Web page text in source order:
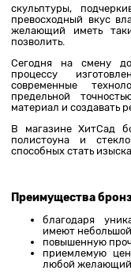
скульптуры,
превосходный вкус
желающий иметь
позволить.
Сегодня на смену
процессу
современные
предельной
материал и создавать
В магазине ХитСад
полистоуна и
способных стать
Преимущества
благодаря
имеют
повышенную
приемлемую
любой желающий.